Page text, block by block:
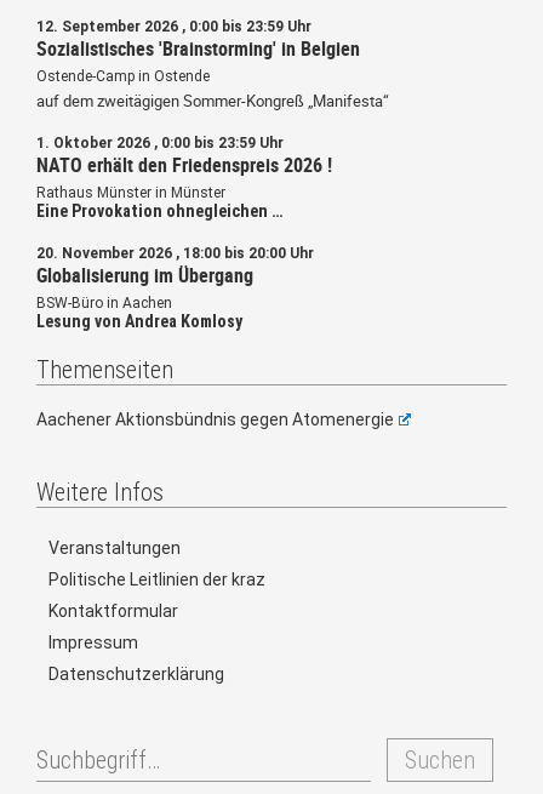
12. September 2026 , 0:00 bis 23:59 Uhr
Sozialistisches 'Brainstorming' in Belgien
Ostende-Camp in Ostende
auf dem zweitägigen Sommer-Kongreß „Manifesta“
1. Oktober 2026 , 0:00 bis 23:59 Uhr
NATO erhält den Friedenspreis 2026 !
Rathaus Münster in Münster
Eine Provokation ohnegleichen …
20. November 2026 , 18:00 bis 20:00 Uhr
Globalisierung im Übergang
BSW-Büro in Aachen
Lesung von Andrea Komlosy
Themenseiten
Aachener Aktionsbündnis gegen Atomenergie
Weitere Infos
Veranstaltungen
Politische Leitlinien der kraz
Kontaktformular
Impressum
Datenschutzerklärung
Suchen